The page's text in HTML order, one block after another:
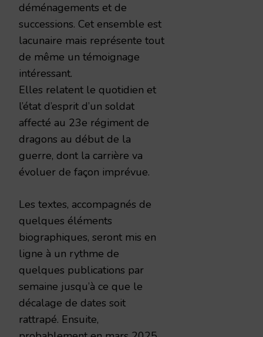
déménagements et de
successions. Cet ensemble est
lacunaire mais représente tout
de même un témoignage
intéressant.
Elles relatent le quotidien et
l’état d’esprit d’un soldat
affecté au 23e régiment de
dragons au début de la
guerre, dont la carrière va
évoluer de façon imprévue.
Les textes, accompagnés de
quelques éléments
biographiques, seront mis en
ligne à un rythme de
quelques publications par
semaine jusqu’à ce que le
décalage de dates soit
rattrapé. Ensuite,